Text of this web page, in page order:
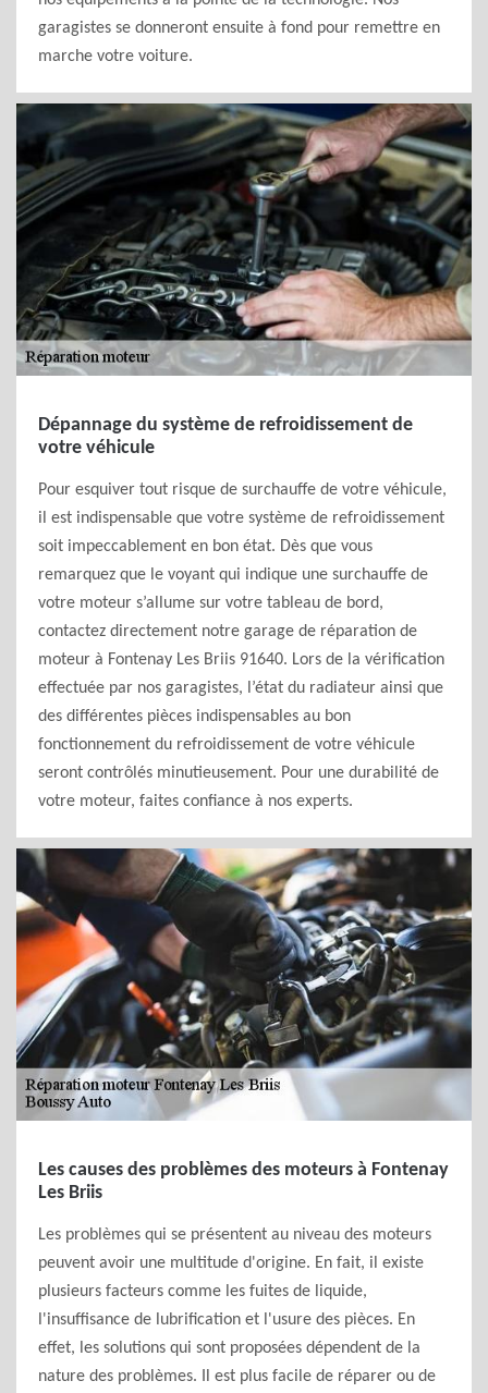
garagistes se donneront ensuite à fond pour remettre en
marche votre voiture.
Dépannage du système de refroidissement de
votre véhicule
Pour esquiver tout risque de surchauffe de votre véhicule,
il est indispensable que votre système de refroidissement
soit impeccablement en bon état. Dès que vous
remarquez que le voyant qui indique une surchauffe de
votre moteur s’allume sur votre tableau de bord,
contactez directement notre garage de réparation de
moteur à Fontenay Les Briis 91640. Lors de la vérification
effectuée par nos garagistes, l’état du radiateur ainsi que
des différentes pièces indispensables au bon
fonctionnement du refroidissement de votre véhicule
seront contrôlés minutieusement. Pour une durabilité de
votre moteur, faites confiance à nos experts.
Les causes des problèmes des moteurs à Fontenay
Les Briis
Les problèmes qui se présentent au niveau des moteurs
peuvent avoir une multitude d'origine. En fait, il existe
plusieurs facteurs comme les fuites de liquide,
l'insuffisance de lubrification et l'usure des pièces. En
effet, les solutions qui sont proposées dépendent de la
nature des problèmes. Il est plus facile de réparer ou de